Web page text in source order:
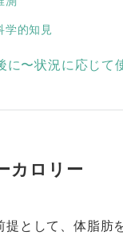
学的知見
に〜状況に応じて
カロリー
提として、体脂肪